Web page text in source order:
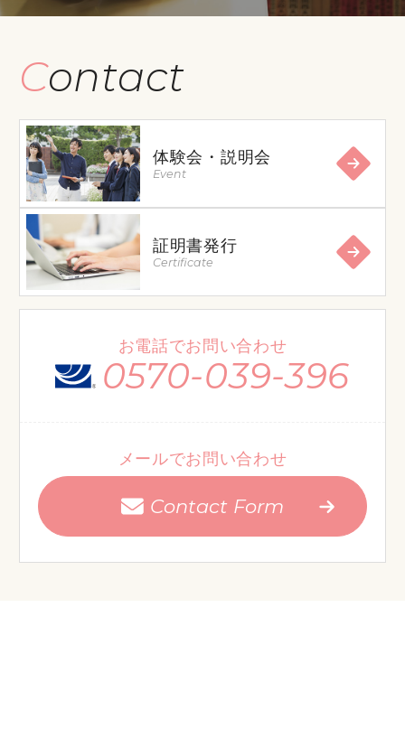
Contact
体験会・説明会
Event
証明書発行
Certificate
お電話でお問い合わせ
0570-039-396
メールでお問い合わせ
Contact Form